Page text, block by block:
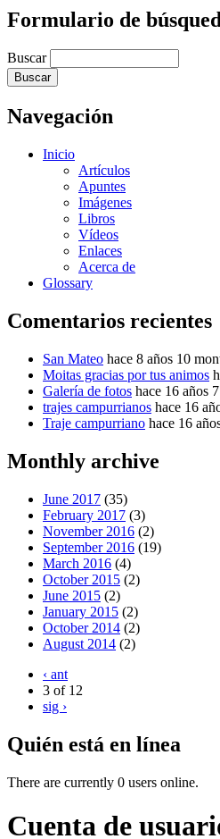
Formulario de
Buscar
Navegación
Inicio
Artículos
Apuntes
Imágenes
Libros
Vídeos
Enlaces
Acerca de
Glossary
Comentarios recientes
San Mateo hace 8 años 10
Moitas gracias por tus animos
Galería de fotos hace 16 años
trajes campurrianos hace 16
Traje campurriano hace 16
Monthly archive
June 2017 (35)
February 2017 (3)
November 2016 (2)
September 2016 (19)
March 2016 (4)
October 2015 (2)
June 2015 (2)
January 2015 (2)
October 2014 (2)
August 2014 (2)
‹ ant
3 of 12
sig ›
Quién está en línea
There are currently 0 users online.
Cuenta de